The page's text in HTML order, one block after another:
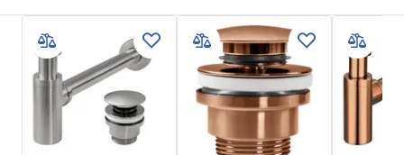
Farba
Béžová
Prevedenie
Matný
Dĺžka
490mm
350mm
140mm
Návod na montáž
Basin.pdf
Záručné podmienky
Warranty_Terms_and_Conditions_Basins_-_5.pdf